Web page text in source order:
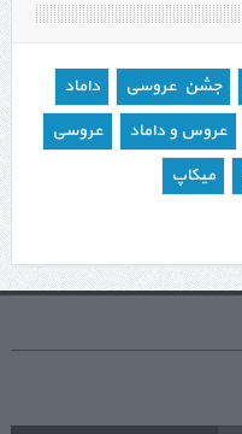
جشن عروسی
داماد
عروس و داماد
عروسی
میکاپ